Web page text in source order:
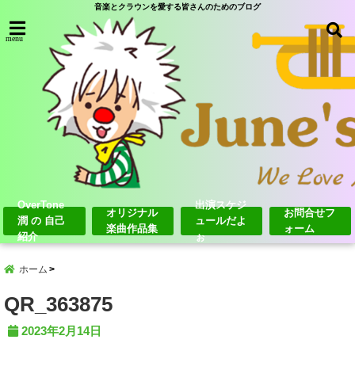
音楽とクラウンを愛する皆さんのためのブログ
menu
OverTone
潤 の 自己
紹介
オリジナル
楽曲作品集
出演スケジ
ュールだよ
ぉ
お問合せフ
ォーム
ホーム
QR_363875
2023年2月14日